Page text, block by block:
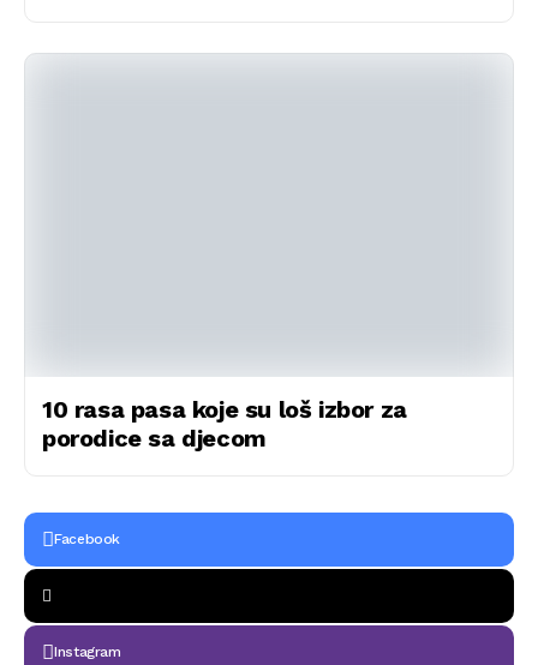
10 rasa pasa koje su loš izbor za
porodice sa djecom
Facebook
Instagram